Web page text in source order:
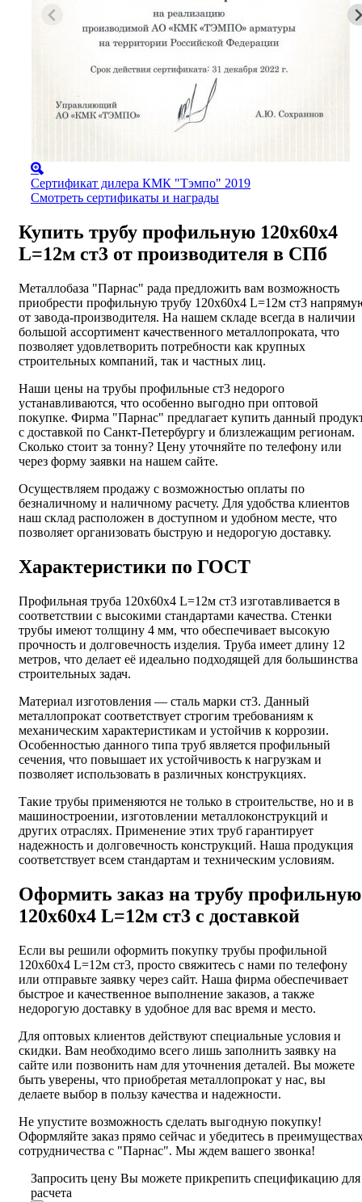
Сертификат дилера КМК "Тэмпо" 2019
Смотреть сертификаты и награды
Купить трубу профильную 120х60х4
L=12м ст3 от производителя в СПб
Металлобаза "Парнас" рада предложить вам возможность
приобрести профильную трубу 120х60х4 L=12м ст3
от завода-производителя. На нашем складе всегда в наличии
большой ассортимент качественного металлопроката, что
позволяет удовлетворить потребности как крупных
строительных компаний, так и частных лиц.
Наши цены на трубы профильные ст3 недорого
устанавливаются, что особенно выгодно при оптовой
покупке. Фирма "Парнас" предлагает купить данный
с доставкой по Санкт-Петербургу и близлежащим регионам.
Сколько стоит за тонну? Цену уточняйте по телефону или
через форму заявки на нашем сайте.
Осуществляем продажу с возможностью оплаты по
безналичному и наличному расчету. Для удобства клиентов
наш склад расположен в доступном и удобном месте, что
позволяет организовать быструю и недорогую доставку.
Характеристики по ГОСТ
Профильная труба 120х60х4 L=12м ст3 изготавливается в
соответствии с высокими стандартами качества. Стенки
трубы имеют толщину 4 мм, что обеспечивает высокую
прочность и долговечность изделия. Труба имеет длину 12
метров, что делает её идеально подходящей для большинства
строительных задач.
Материал изготовления — сталь марки ст3. Данный
металлопрокат соответствует строгим требованиям к
механическим характеристикам и устойчив к коррозии.
Особенностью данного типа труб является профильный
сечения, что повышает их устойчивость к нагрузкам и
позволяет использовать в различных конструкциях.
Такие трубы применяются не только в строительстве, но и в
машиностроении, изготовлении металлоконструкций и
других отраслях. Применение этих труб гарантирует
надежность и долговечность конструкций. Наша продукция
соответствует всем стандартам и техническим условиям.
Оформить заказ на трубу профильную
120х60х4 L=12м ст3 с доставкой
Если вы решили оформить покупку трубы профильной
120х60х4 L=12м ст3, просто свяжитесь с нами по телефону
или отправьте заявку через сайт. Наша фирма обеспечивает
быстрое и качественное выполнение заказов, а также
недорогую доставку в удобное для вас время и место.
Для оптовых клиентов действуют специальные условия и
скидки. Вам необходимо всего лишь заполнить заявку на
сайте или позвонить нам для уточнения деталей. Вы можете
быть уверены, что приобретая металлопрокат у нас, вы
делаете выбор в пользу качества и надежности.
Не упустите возможность сделать выгодную покупку!
Оформляйте заказ прямо сейчас и убедитесь в
сотрудничества с "Парнас". Мы ждем вашего звонка!
Запросить цену Вы можете прикрепить спецификацию для
расчета